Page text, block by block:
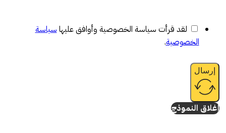
لقد قرأت سياسة الخصوصية وأوافق عليها سياسة
الخصوصية.
إرسال
إغلاق النموذج